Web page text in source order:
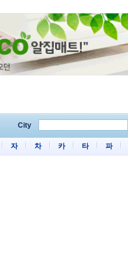
City
자 차 카 타 파